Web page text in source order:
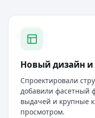
Новый дизайн и
Спроектировали
добавили фасетный
выдачей и крупные
просмотром.